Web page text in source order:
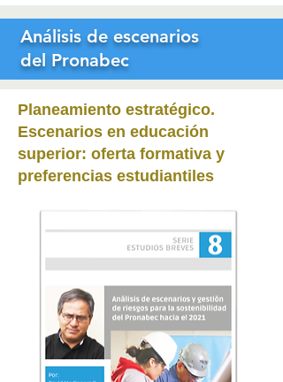
Análisis de escenarios
del Pronabec
Planeamiento estratégico.
Escenarios en educación
superior: oferta formativa y
preferencias estudiantiles